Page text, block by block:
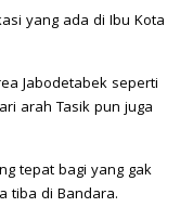
yang ada di Ibu Kota
Jabodetabek seperti
arah Tasik pun juga
tepat bagi yang gak
tiba di Bandara.